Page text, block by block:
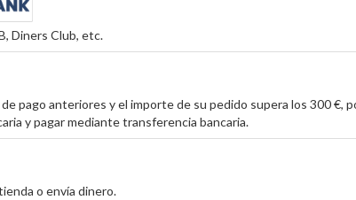
Diners Club, etc.
pago anteriores y el importe de su pedido supera los 300
y pagar mediante transferencia bancaria.
o envía dinero.